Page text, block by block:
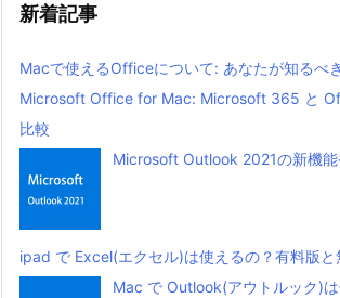
新着記事
Macで使えるOfficeについて: あなたが知るべ
Microsoft Office for Mac: Microsoft 365 と
比較
Microsoft Outlook 2021の新機
ipad で Excel(エクセル)は使えるの？有料版と
Mac で Outlook(アウトルック)